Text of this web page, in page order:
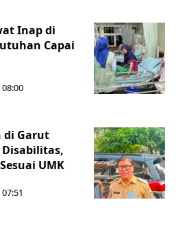
Inap di
Capai
di Garut
UMK